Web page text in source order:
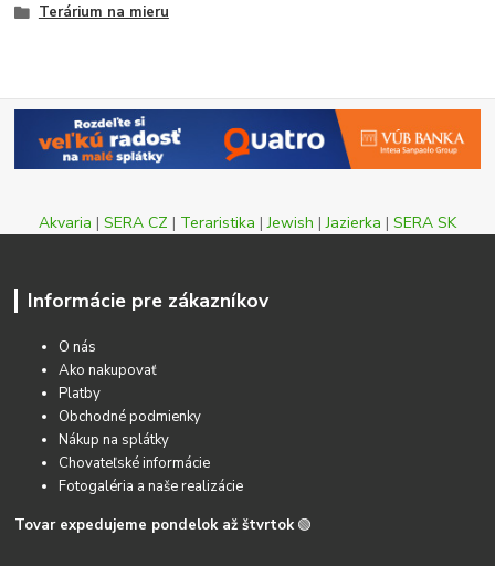
Terárium na mieru
Akvaria | SERA CZ | Teraristika |Jewish |Jazierka | SERA SK
Informácie pre zákazníkov
O nás
Ako nakupovať
Platby
Obchodné podmienky
Nákup na splátky
Chovateľské informácie
Fotogaléria a naše realizácie
Tovar expedujeme pondelok až štvrtok 🟢